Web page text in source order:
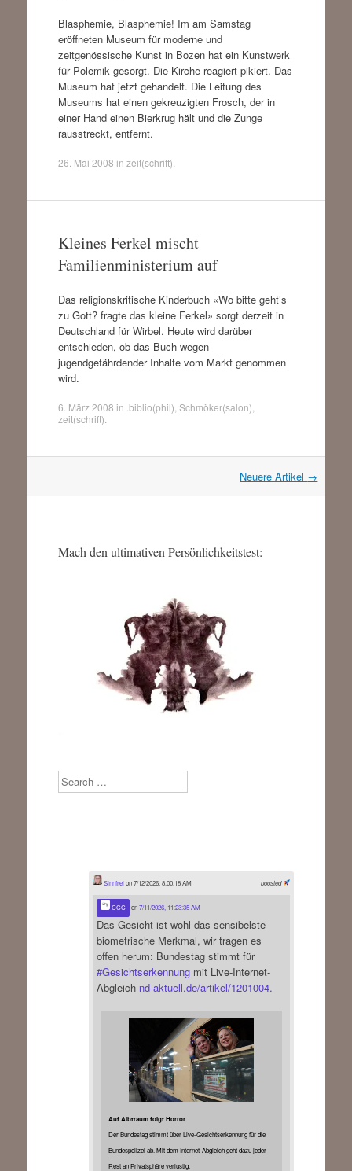
Blasphemie, Blasphemie! Im am Samstag
eröffneten Museum für moderne und
zeitgenössische Kunst in Bozen hat ein Kunstwerk
für Polemik gesorgt. Die Kirche reagiert pikiert. Das
Museum hat jetzt gehandelt. Die Leitung des
Museums hat einen gekreuzigten Frosch, der in
einer Hand einen Bierkrug hält und die Zunge
rausstreckt, entfernt.
26. Mai 2008 in zeit(schrift)
Kleines Ferkel mischt
Familienministerium auf
Das religionskritische Kinderbuch «Wo bitte geht’s
zu Gott? fragte das kleine Ferkel» sorgt derzeit in
Deutschland für Wirbel. Heute wird darüber
entschieden, ob das Buch wegen
jugendgefährdender Inhalte vom Markt genommen
wird.
6. März 2008 in .biblio(phil) Schmöker(salon)
zeit(schrift)
Neuere Artikel →
Mach den ultimativen Persönlichkeitstest:
Search
boosted
Sinnfreion 7/12/2026, 8:00:18 AM
CCC on7/11/2026, 11:23:35 AM
Das Gesicht ist wohl das sensibelste
biometrische Merkmal, wir tragen es
offen herum: Bundestag stimmt für
#Gesichtserkennungmit Live-Internet-
Abgleich nd-aktuell.de/artikel/1201004.
Auf Albtraum folgt Horror
Der Bundestag stimmt über Live-Gesichtserkennung für die
Bundespolizei ab. Mit dem Internet-Abgleich geht dazu jeder
Rest an Privatsphäre verlustig.